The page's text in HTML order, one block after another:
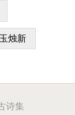
玉烛新
诗集